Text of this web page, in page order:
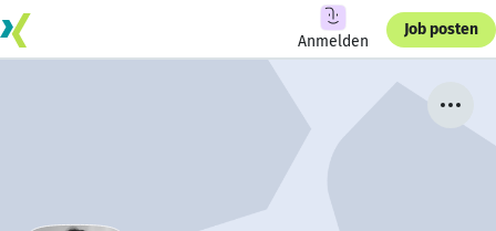
Anmelden
Job posten